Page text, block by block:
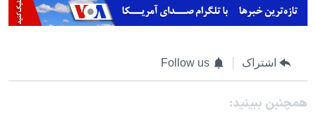
اشتراک Follow us
همچنبن ببینید: